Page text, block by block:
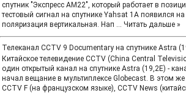
спутник "Экспресс АМ22", который работает в
тестовый сигнал на спутнике Yahsat 1A появился на
поляризация вертикальная. Нап ... Читать дальше »
Телеканал CCTV 9 Documentary на спутнике Astra
Китайское телевидение CCTV (China Central
один открытый канал на спутнике Astra (19,2Е) -
начал вещание в мультиплексе Globecast. В этом
CCTV F (на французском языке), CCTV News